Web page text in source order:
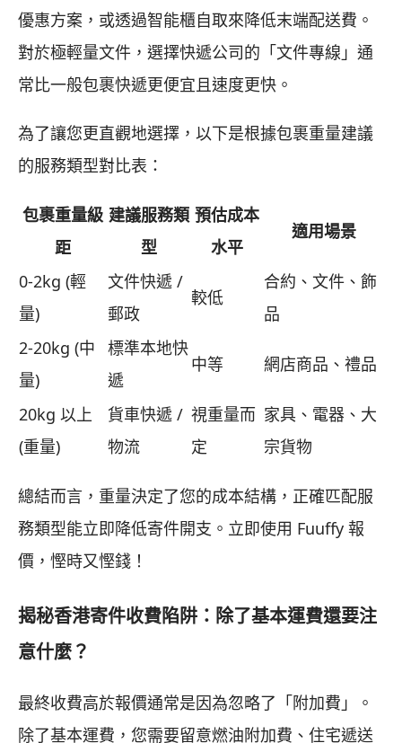
優惠方案，或透過智能櫃自取來降低末端配送費。
對於極輕量文件，選擇快遞公司的「文件專線」通
常比一般包裹快遞更便宜且速度更快。
為了讓您更直觀地選擇，以下是根據包裹重量建議
的服務類型對比表：
包裹重量級
距
建議服務類
型
預估成本
水平
適用場景
0-2kg (輕
量)
文件快遞 /
郵政
較低
合約、文件、飾
品
2-20kg (中
量)
標準本地快
遞
中等 網店商品、禮品
20kg 以上
(重量)
貨車快遞 /
物流
視重量而
定
家具、電器、大
宗貨物
總結而言，重量決定了您的成本結構，正確匹配服
務類型能立即降低寄件開支。立即使用 Fuuffy 報
價，慳時又慳錢！
揭秘香港寄件收費陷阱：除了基本運費還要注
意什麼？
最終收費高於報價通常是因為忽略了「附加費」。
除了基本運費，您需要留意燃油附加費、住宅遞送